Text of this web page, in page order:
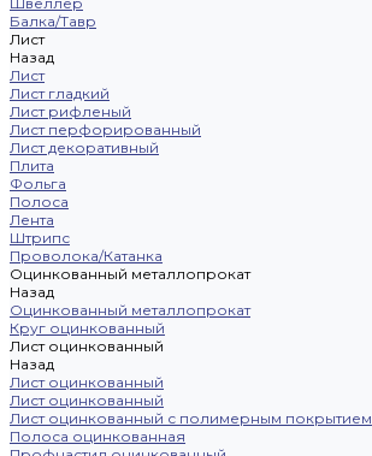
Балка/Тавр
Лист
Назад
Лист
Лист гладкий
Лист рифленый
Лист перфорированный
Лист декоративный
Плита
Фольга
Полоса
Лента
Штрипс
Проволока/Катанка
Оцинкованный металлопрокат
Назад
Оцинкованный металлопрокат
Круг оцинкованный
Лист оцинкованный
Назад
Лист оцинкованный
Лист оцинкованный
Лист оцинкованный с полимерным покрытием
Полоса оцинкованная